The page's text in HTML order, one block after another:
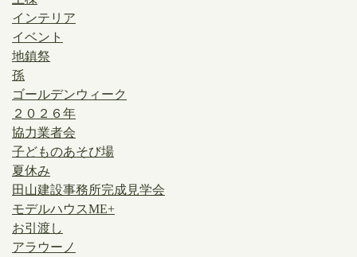
インテリア
イベント
地鎮祭
孫
ゴールデンウィーク
２０２６年
協力業者会
子どものあそび場
夏休み
田山建設事務所完成見学会
モデルハウスME+
お引渡し
アラウーノ